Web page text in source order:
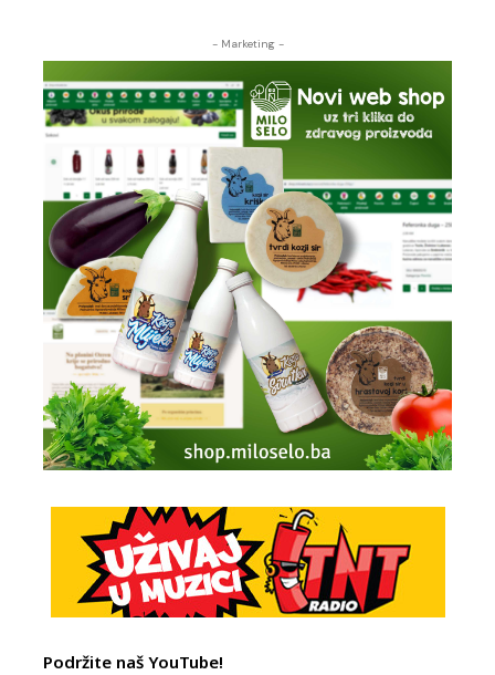
- Marketing -
Podržite naš YouTube!